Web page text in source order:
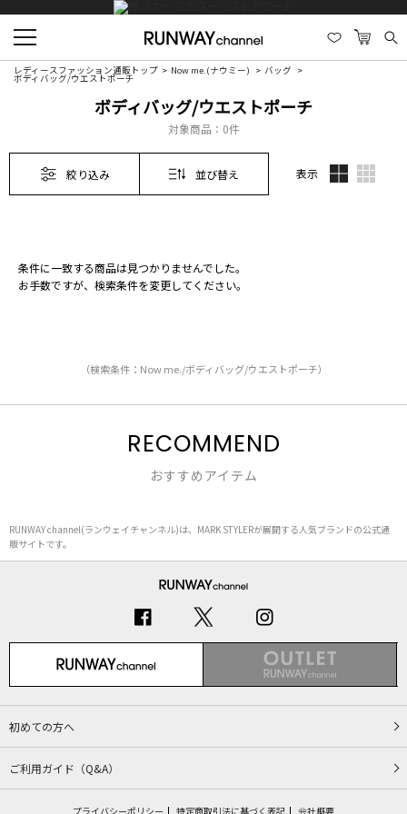
レディースファッション通販トップ Now me.(ナウミー) バッグ
ボディバッグ/ウエストポーチ
ボディバッグ/ウエストポーチ
対象商品： 0件
絞り込み 並び替え 表示
条件に一致する商品は見つかりませんでした。
お手数ですが、検索条件を変更してください。
（検索条件：Now me./ボディバッグ/ウエストポーチ）
RECOMMEND
おすすめアイテム
RUNWAY channel(ランウェイチャンネル)は、MARK STYLERが展開する人気ブランドの公式通
販サイトです。
初めての方へ
ご利用ガイド（Q&A）
プライバシーポリシー 特定商取引法に基づく表記 会社概要